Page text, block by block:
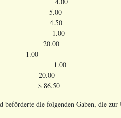
5.00
4.50
1.00
Sr.,
1.00
1.00
20.00
beförderte die folgenden Gaben, die